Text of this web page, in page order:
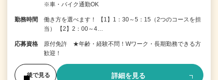
※車・バイク通勤OK
勤務時間
働き方を選べます！ 【1】1：30～5：15（2つのコースを担
当） 【2】2：00～4…
応募資格
原付免許 ★年齢・経験不問！Wワーク・長期勤務できる方
歓迎！
後で見る 詳細を見る